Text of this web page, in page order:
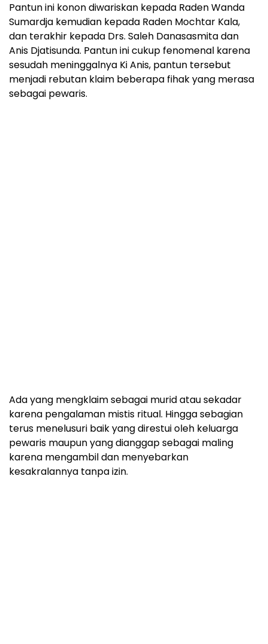
Pantun ini konon diwariskan kepada Raden Wanda
Sumardja kemudian kepada Raden Mochtar Kala,
dan terakhir kepada Drs. Saleh Danasasmita dan
Anis Djatisunda. Pantun ini cukup fenomenal karena
sesudah meninggalnya Ki Anis, pantun tersebut
menjadi rebutan klaim beberapa fihak yang merasa
sebagai pewaris.
Ada yang mengklaim sebagai murid atau sekadar
karena pengalaman mistis ritual. Hingga sebagian
terus menelusuri baik yang direstui oleh keluarga
pewaris maupun yang dianggap sebagai maling
karena mengambil dan menyebarkan
kesakralannya tanpa izin.